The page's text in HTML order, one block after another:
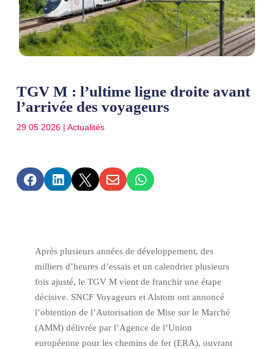
TGV M : l’ultime ligne droite avant
l’arrivée des voyageurs
29 05 2026| Actualités
    
Après plusieurs années de développement, des
milliers d’heures d’essais et un calendrier plusieurs
fois ajusté, le TGV M vient de franchir une étape
décisive. SNCF Voyageurs et Alstom ont annoncé
l’obtention de l’Autorisation de Mise sur le Marché
(AMM) délivrée par l’Agence de l’Union
européenne pour les chemins de fer (ERA), ouvrant